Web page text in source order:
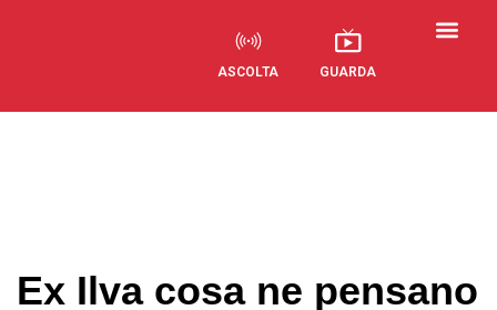
ASCOLTA GUARDA
Ex Ilva cosa ne pensano